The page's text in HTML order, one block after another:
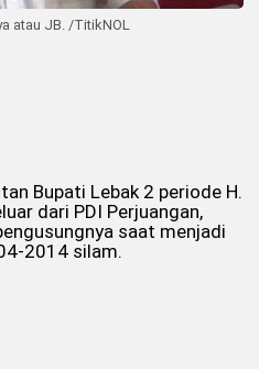
atau JB. /TitikNOL
Bupati Lebak 2 periode H.
dari PDI Perjuangan,
saat menjadi
2014 silam.